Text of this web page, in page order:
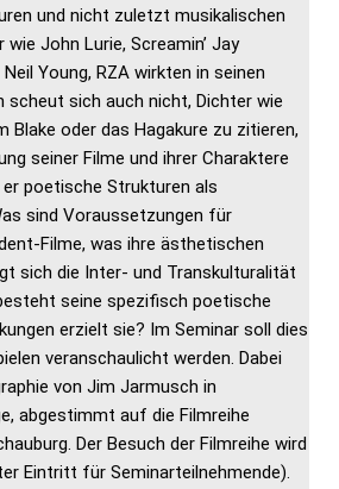
und nicht zuletzt musikalischen
John Lurie, Screamin’ Jay
Young, RZA wirkten in seinen
scheut sich auch nicht, Dichter wie
Blake oder das Hagakure zu zitieren,
seiner Filme und ihrer Charaktere
poetische Strukturen als
sind Voraussetzungen für
Filme, was ihre ästhetischen
sich die Inter- und Transkulturalität
seine spezifisch poetische
erzielt sie? Im Seminar soll dies
veranschaulicht werden. Dabei
von Jim Jarmusch in
abgestimmt auf die Filmreihe
Der Besuch der Filmreihe wird
Eintritt für Seminarteilnehmende).